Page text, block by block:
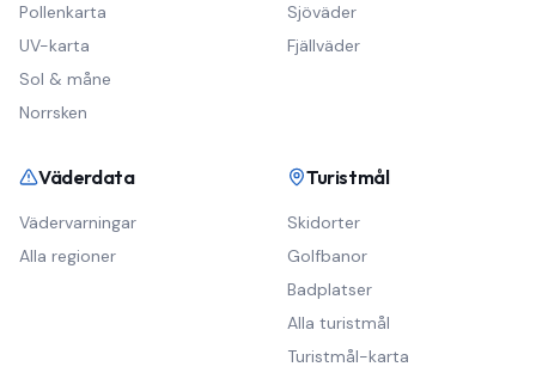
Pollenkarta
UV-karta
Sol & måne
Norrsken
Sjöväder
Fjällväder
Väderdata
Vädervarningar
Alla regioner
Turistmål
Skidorter
Golfbanor
Badplatser
Alla turistmål
Turistmål-karta